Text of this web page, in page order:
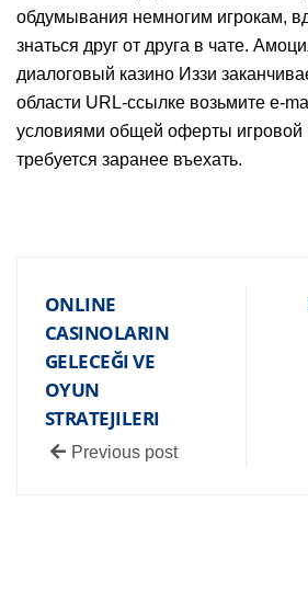
обдумывания немногим игрокам,
знаться друг от друга в чате.
диалоговый казино Иззи
области URL-ссылке возьмите e-
условиями общей оферты
требуется заранее въехать.
ONLINE
CASINOLARIN
GELECEĞI VE
OYUN
STRATEJILERI
Previous post